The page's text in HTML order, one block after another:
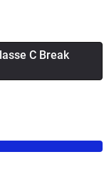
C Break